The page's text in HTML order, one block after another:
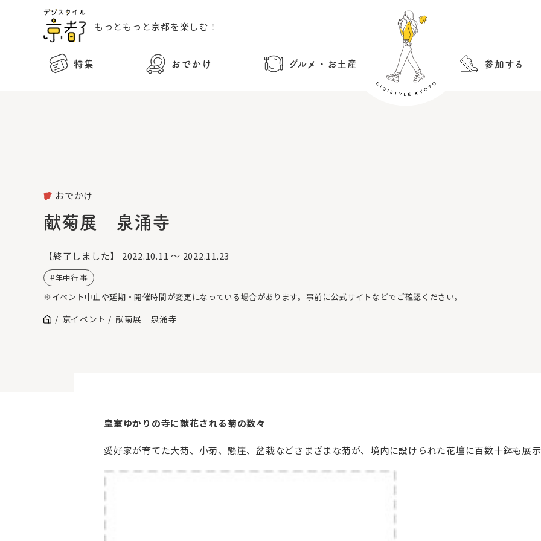
もっともっと京都を楽しむ！
特集 おでかけ グルメ・お土産 参加する
おでかけ
献菊展 泉涌寺
【終了しました】 2022.10.11 ～ 2022.11.23
年中行事
※イベント中止や延期・開催時間が変更になっている場合があります。事前に公式サイトなどでご確認ください。
京イベント 献菊展 泉涌寺
皇室ゆかりの寺に献花される菊の数々
愛好家が育てた大菊、小菊、懸崖、盆栽などさまざまな菊が、境内に設けられた花壇に百数十鉢も展示